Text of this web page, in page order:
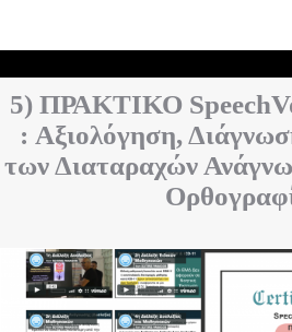
5) ΠΡΑΚΤΙΚΟ
: Αξιολόγηση,
των Διαταραχών